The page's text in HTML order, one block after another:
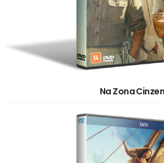
Na Zona